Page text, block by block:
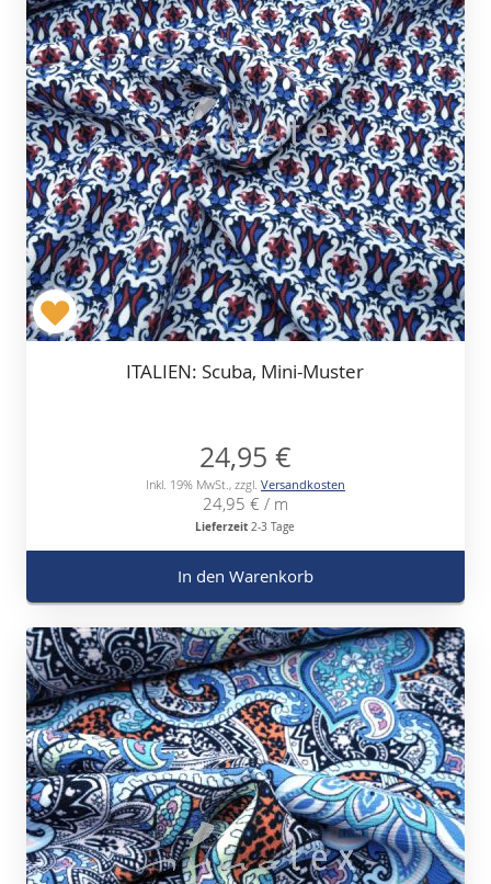
ITALIEN: Scuba, Mini-Muster
24,95 €
Inkl. 19% MwSt. , zzgl. Versandkosten
24,95 € / m
Lieferzeit 2-3 Tage
In den Warenkorb